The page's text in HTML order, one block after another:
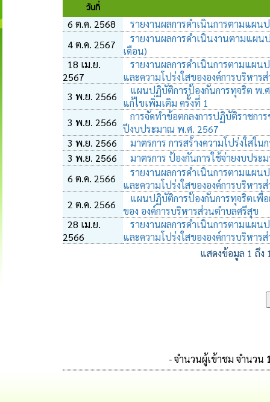
วันที่
6 ต.ค. 2568
รายงานผลการดำเนินการตามแผน
4 ต.ค. 2567
รายงานผลการดำเนินงานตามแผ
เดือน)
18 เม.ย.
2567
รายงานผลการดำเนินการตามแผ
และความโปร่งใสขององค์การบริหา
3 พ.ย. 2566
แผนปฏิบัติการป้องกันการทุจริต พ.
แก้ไขเพิ่มเติม ครั้งที่ 1
3 พ.ย. 2566
การจัดทำข้อตกลงการปฏิบัติราชกา
ปีงบประมาณ พ.ศ. 2567
3 พ.ย. 2566
มาตรการ การสร้างความโปร่งใสใ
3 พ.ย. 2566
มาตรการ ป้องกันการใช้จ่ายงบปร
6 ต.ค. 2566
รายงานผลการดำเนินการตามแผ
และความโปร่งใสขององค์การบริหา
2 ต.ค. 2566
แผนปฏิบัติการป้องกันการทุจริตเพื่
ของ องค์การบริหารส่วนตำบลศรีสุข
28 เม.ย.
2566
รายงานผลการดำเนินการตามแผ
และความโปร่งใสขององค์การบริหา
แสดงข้อมูล 1 ถึ
- จำนวนผู้เข้าชม จำนวน